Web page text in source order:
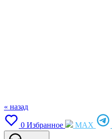
« назад
0 Избранное MAX